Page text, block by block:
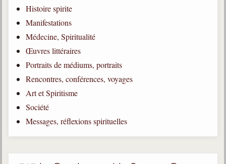
Les bases du spiritisme
Philosophie
La doctrine d'Allan Kardec
But des manifestations spirites
Esprits
Les hommes
Histoire spirite
Manifestations
Médecine, Spiritualité
Œuvres littéraires
Portraits de médiums, portraits
Rencontres, conférences, voyages
Art et Spiritisme
Société
Messages, réflexions spirituelles